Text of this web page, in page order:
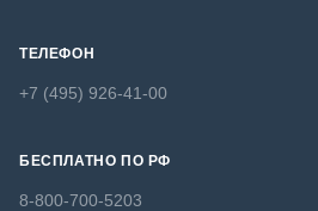
ТЕЛЕФОН
+7 (495) 926-41-00
БЕСПЛАТНО ПО РФ
8-800-700-5203